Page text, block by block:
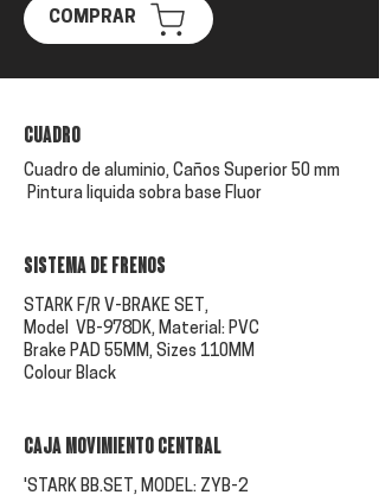
COMPRAR
CUADRO
Cuadro de aluminio, Caños Superior 50 mm
Pintura liquida sobra base Fluor
Sistema de frenos
STARK F/R V-BRAKE SET,
Model VB-978DK, Material: PVC
Brake PAD 55MM, Sizes 110MM
Colour Black
CAJA MOVIMIENTO CENTRAL
'STARK BB.SET, MODEL: ZYB-2